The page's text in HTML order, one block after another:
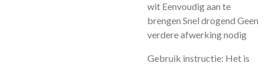
wit Eenvoudig aan te
brengen Snel drogend Geen
verdere afwerking nodig
Gebruik instructie: Het is